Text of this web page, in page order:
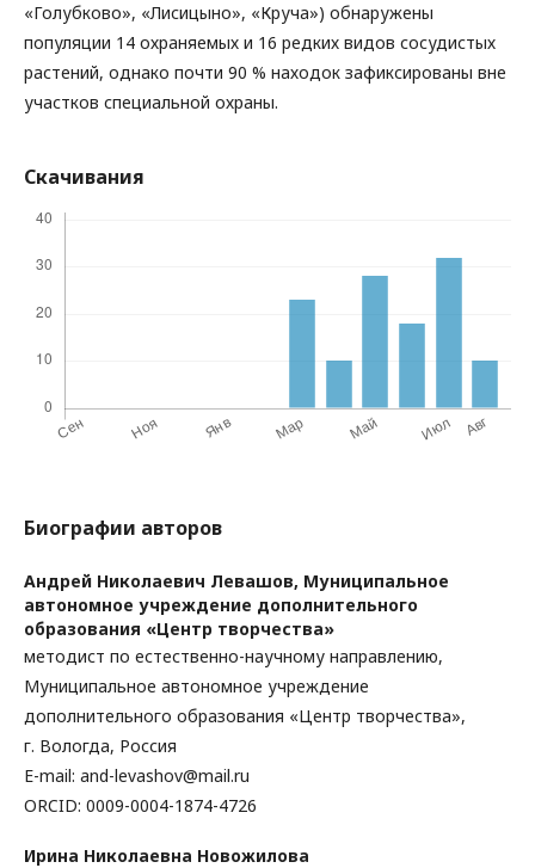
«Голубково», «Лисицыно», «Круча») обнаружены
популяции 14 охраняемых и 16 редких видов сосудистых
растений, однако почти 90 % находок зафиксированы вне
участков специальной охраны.
Скачивания
Биографии авторов
Андрей Николаевич Левашов, Муниципальное
автономное учреждение дополнительного
образования «Центр творчества»
методист по естественно-научному направлению,
Муниципальное автономное учреждение
дополнительного образования «Центр творчества»,
г. Вологда, Россия
E-mail: and-levashov@mail.ru
ORCID: 0009-0004-1874-4726
Ирина Николаевна Новожилова